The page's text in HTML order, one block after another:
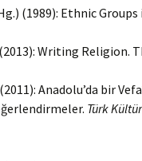
(1989): Ethnic
Writing Religion.
Anadolu’da bir
Türk